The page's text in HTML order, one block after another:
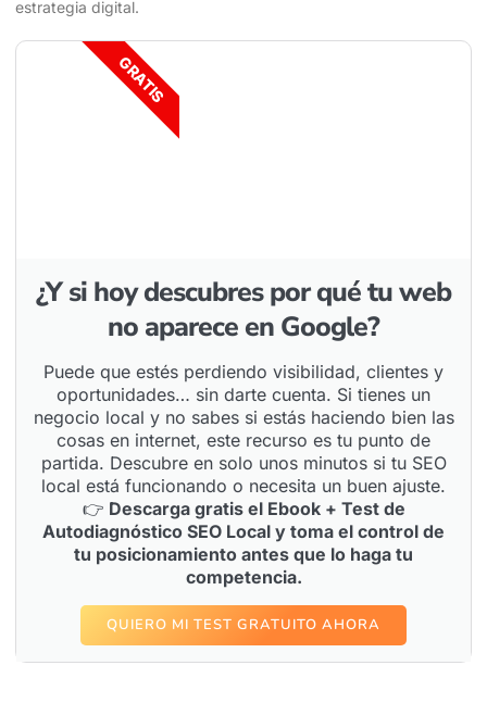
estrategia digital.
¿Y si hoy descubres por qué tu web
no aparece en Google?
Puede que estés perdiendo visibilidad, clientes y
oportunidades… sin darte cuenta. Si tienes un
negocio local y no sabes si estás haciendo bien las
cosas en internet, este recurso es tu punto de
partida. Descubre en solo unos minutos si tu SEO
local está funcionando o necesita un buen ajuste.
👉 Descarga gratis el Ebook + Test de
Autodiagnóstico SEO Local y toma el control de
tu posicionamiento antes que lo haga tu
competencia.
QUIERO MI TEST GRATUITO AHORA
GRATIS